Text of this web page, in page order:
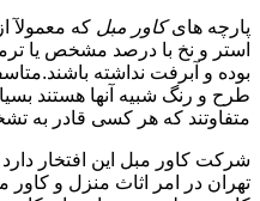
پارچه هایکاور مبل که معمولآ
استر و نخ با درصد مشخص یا
بوده و آبرفت نداشته
طرح و رنگ شبیه آنها هستند
متفاوتند که هر کسی قادر به
شرکت کاور مبل این افتخار
تهران در امر اثاث منزل و